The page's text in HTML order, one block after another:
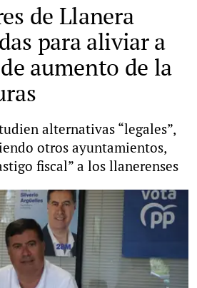
de Llanera
para aliviar a
aumento de la
alternativas “legales”,
otros ayuntamientos,
fiscal” a los llanerenses